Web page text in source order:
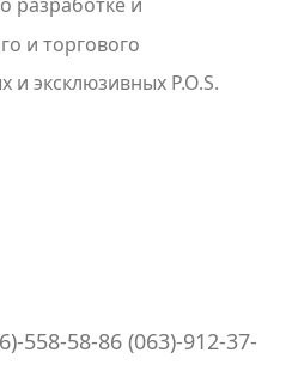
и торгового
эксклюзивных P.O.S.
558-58-86 (063)-912-37-